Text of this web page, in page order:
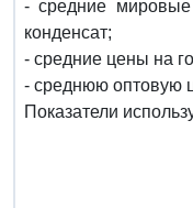
- средние
конденсат;
- средние цены на
- среднюю оптовую
Показатели